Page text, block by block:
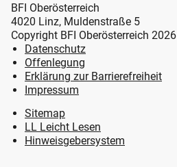
BFI Oberösterreich
4020 Linz, Muldenstraße 5
Copyright BFI Oberösterreich 2026
Datenschutz
Offenlegung
Erklärung zur Barrierefreiheit
Impressum
Sitemap
LL Leicht Lesen
Hinweisgebersystem